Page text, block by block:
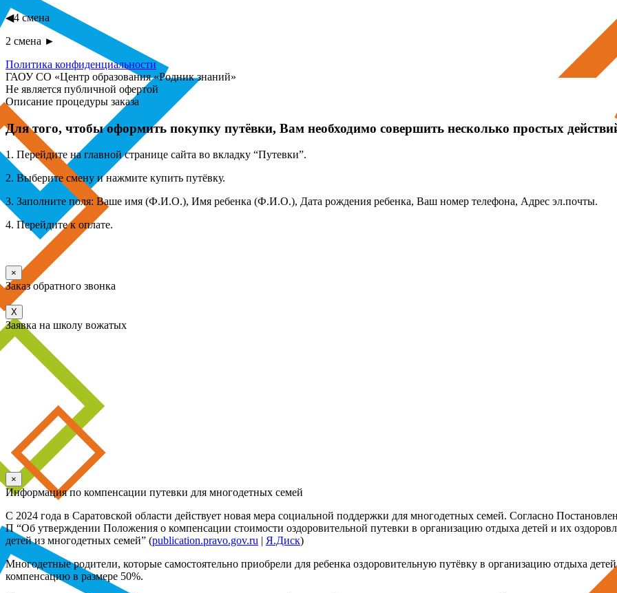
◀4 смена
2 смена ►
Политика конфиденциальности
ГАОУ СО «Центр образования «Родник знаний»
Не является публичной офертой
Описание процедуры заказа
Для того, чтобы оформить покупку путёвки, Вам необходимо совершить несколько простых
1. Перейдите на главной странице сайта во вкладку “Путевки”.
2. Выберите смену и нажмите купить путёвку.
3. Заполните поля: Ваше имя (Ф.И.О.), Имя ребенка (Ф.И.О.), Дата рождения ребенка, Ваш номер телефона, Адрес эл.почты.
4. Перейдите к оплате.
×
Заказ обратного звонка
X
Заявка на школу вожатых
×
Информация по компенсации путевки для многодетных семей
С 2024 года в Саратовской области действует новая мера социальной поддержки для многодетных семей. Согласно
П “Об утверждении Положения о компенсации стоимости оздоровительной путевки в организацию отдыха детей и их
детей из многодетных семей” (publication.pravo.gov.ru | Я.Диск)
Многодетные родители, которые самостоятельно приобрели для ребенка оздоровительную путёвку в организацию отдыха
компенсацию в размере 50%.